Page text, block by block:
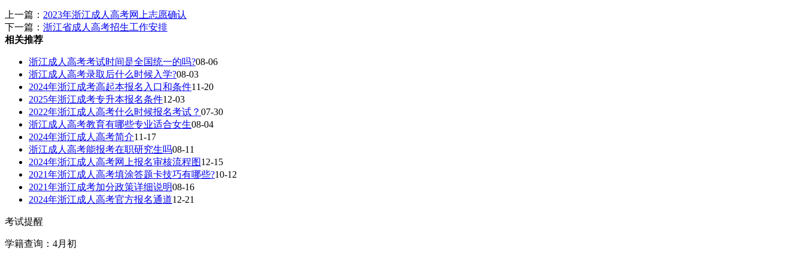
上一篇： 2023年浙江成人高考网上志愿确认
下一篇： 浙江省成人高考招生工作安排
相关推荐
浙江成人高考考试时间是全国统一的吗?08-06
浙江成人高考录取后什么时候入学?08-03
2024年浙江成考高起本报名入口和条件11-20
2025年浙江成考专升本报名条件12-03
2022年浙江成人高考什么时候报名考试？ 07-30
浙江成人高考教育有哪些专业适合女生08-04
2024年浙江成人高考简介11-17
浙江成人高考能报考在职研究生吗08-11
2024年浙江成人高考网上报名审核流程图12-15
2021年浙江成人高考填涂答题卡技巧有哪些?10-12
2021年浙江成考加分政策详细说明08-16
2024年浙江成人高考官方报名通道12-21
考试提醒
学籍查询：4月初